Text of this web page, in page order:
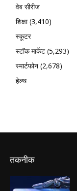
वेब सीरीज
शिक्षा(3,410)
स्कूटर
स्टॉक मार्केट (5,293)
स्मार्टफोन (2,678)
हेल्थ
तकनीक